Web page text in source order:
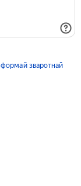
формай зваротнай